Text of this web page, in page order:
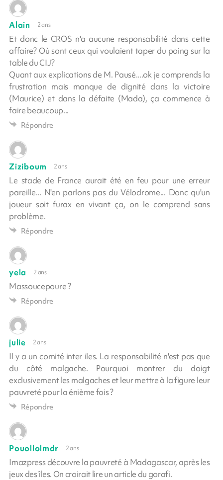
Alain 2 ans
Et donc le CROS n'a aucune responsabilité dans cette
affaire? Où sont ceux qui voulaient taper du poing sur la
table du CIJ?
Quant aux explications de M. Pausé....ok je comprends la
frustration mais manque de dignité dans la victoire
(Maurice) et dans la défaite (Mada), ça commence à
faire beaucoup...
Répondre
Ziziboum 2 ans
Le stade de France aurait été en feu pour une erreur
pareille... N'en parlons pas du Vélodrome... Donc qu'un
joueur soit furax en vivant ça, on le comprend sans
problème.
Répondre
yela 2 ans
Massoucepoure ?
Répondre
julie 2 ans
Il y a un comité inter iles. La responsabilité n'est pas que
du côté malgache. Pourquoi montrer du doigt
exclusivement les malgaches et leur mettre à la figure leur
pauvreté pour la énième fois ?
Répondre
Pouollolmdr 2 ans
Imazpress découvre la pauvreté à Madagascar, après les
jeux des îles. On croirait lire un article du gorafi.